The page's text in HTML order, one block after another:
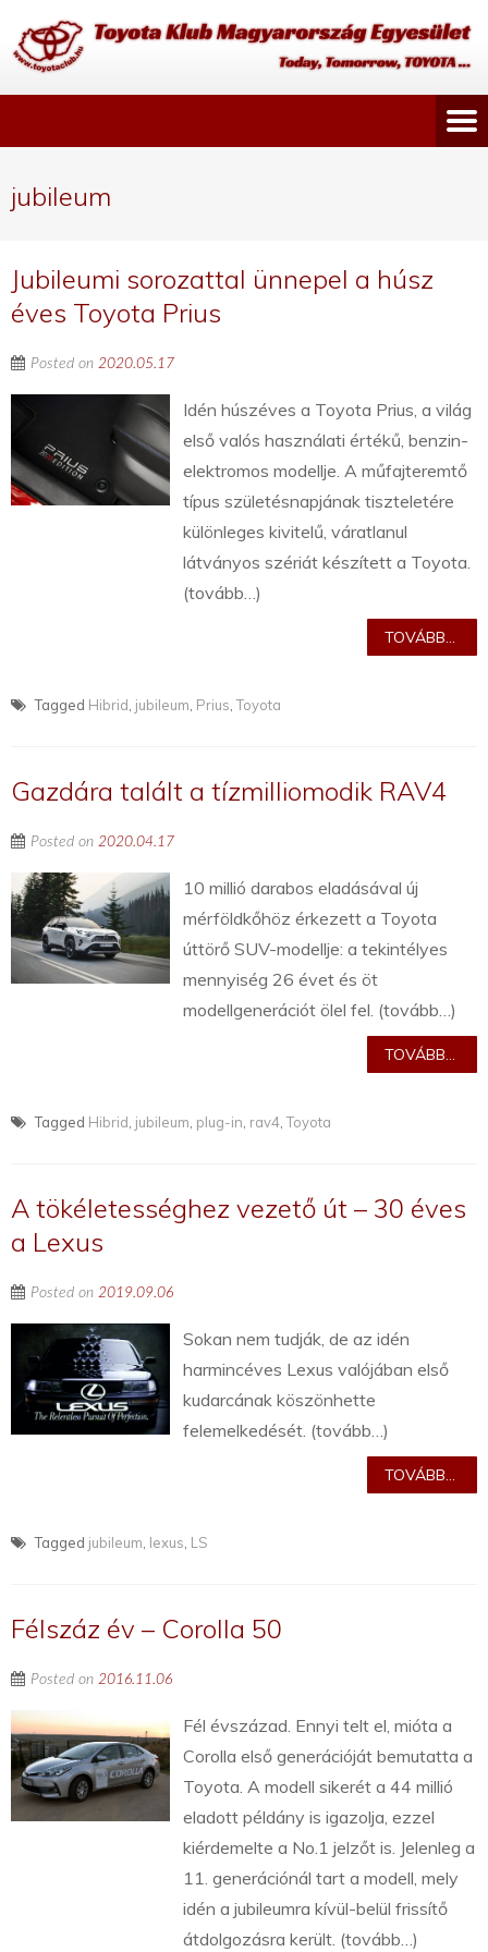
jubileum
Jubileumi sorozattal ünnepel a húsz
éves Toyota Prius
Posted on 2020.05.17
Idén húszéves a Toyota Prius, a világ
első valós használati értékű, benzin-
elektromos modellje. A műfajteremtő
típus születésnapjának tiszteletére
különleges kivitelű, váratlanul
látványos szériát készített a Toyota.
(tovább…)
TOVÁBB...
Tagged Hibrid jubileum Prius ,Toyota
Gazdára talált a tízmilliomodik RAV4
Posted on 2020.04.17
10 millió darabos eladásával új
mérföldkőhöz érkezett a Toyota
úttörő SUV-modellje: a tekintélyes
mennyiség 26 évet és öt
modellgenerációt ölel fel. (tovább…)
TOVÁBB...
Tagged Hibrid jubileum plug-in rav4 ,Toyota
A tökéletességhez vezető út – 30 éves
a Lexus
Posted on 2019.09.06
Sokan nem tudják, de az idén
harmincéves Lexus valójában első
kudarcának köszönhette
felemelkedését. (tovább…)
TOVÁBB...
Tagged jubileum lexus LS
Félszáz év – Corolla 50
Posted on 2016.11.06
Fél évszázad. Ennyi telt el, mióta a
Corolla első generációját bemutatta a
Toyota. A modell sikerét a 44 millió
eladott példány is igazolja, ezzel
kiérdemelte a No.1 jelzőt is. Jelenleg a
11. generációnál tart a modell, mely
idén a jubileumra kívül-belül frissítő
átdolgozásra került. (tovább…)